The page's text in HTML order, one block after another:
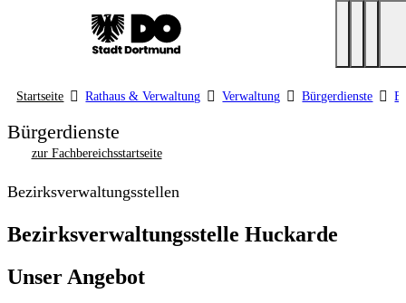
Startseite Rathaus & Verwaltung Verwaltung Bürgerdienste
Bürgerdienste
zur Fachbereichsstartseite
Bezirksverwaltungsstellen
Bezirksverwaltungsstelle Huckarde
Unser Angebot